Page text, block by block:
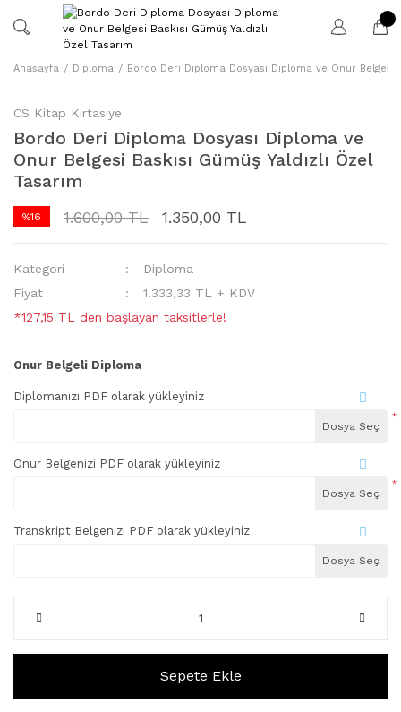
Anasayfa Diploma Bordo Deri Diploma Dosyası Diploma ve Onur Belgesi
CS Kitap Kırtasiye
Bordo Deri Diploma Dosyası Diploma ve
Onur Belgesi Baskısı Gümüş Yaldızlı Özel
Tasarım
%16 1.600,00 TL 1.350,00 TL
Kategori
Diploma
Fiyat
1.333,33 TL + KDV
*127,15 TL den başlayan taksitlerle!
Onur Belgeli Diploma
Diplomanızı PDF olarak yükleyiniz
Dosya Seç
*
Onur Belgenizi PDF olarak yükleyiniz
Dosya Seç
*
Transkript Belgenizi PDF olarak yükleyiniz
Dosya Seç
Sepete Ekle